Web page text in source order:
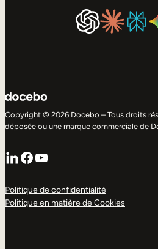
Copyright © 2026 Docebo – Tous droits
déposée ou une marque commerciale de
LinkedIn
Facebook
YouTube
Politique de confidentialité
Politique en matière de Cookies